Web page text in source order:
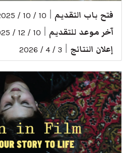
فتح باب التقديم 10 / 10 / 2025
آخر موعد للتقديم 10 / 12 / 2025
إعلان النتائج 3 / 4 / 2026